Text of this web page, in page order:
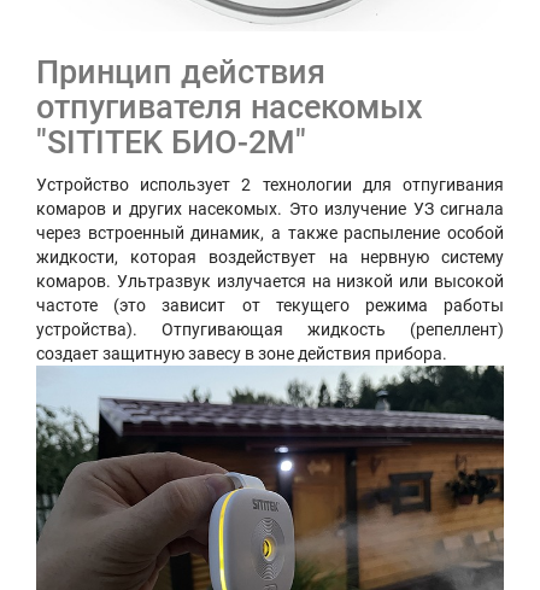
Принцип действия
отпугивателя насекомых
"SITITEK БИО-2М"
Устройство использует 2 технологии для отпугивания
комаров и других насекомых. Это излучение УЗ сигнала
через встроенный динамик, а также распыление особой
жидкости, которая воздействует на нервную систему
комаров. Ультразвук излучается на низкой или высокой
частоте (это зависит от текущего режима работы
устройства). Отпугивающая жидкость (репеллент)
создает защитную завесу в зоне действия прибора.